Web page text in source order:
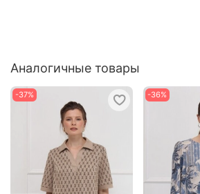
Аналогичные товары
-37% -36%